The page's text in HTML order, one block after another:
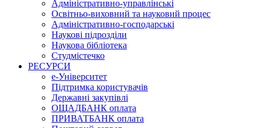
Адміністративно-управлінські
Освітньо-виховний та науковий процес
Адміністративно-господарські
Наукові підрозділи
Наукова бібліотека
Студмістечко
РЕСУРСИ
е-Університет
Підтримка користувачів
Державні закупівлі
ОЩАДБАНК оплата
ПРИВАТБАНК оплата